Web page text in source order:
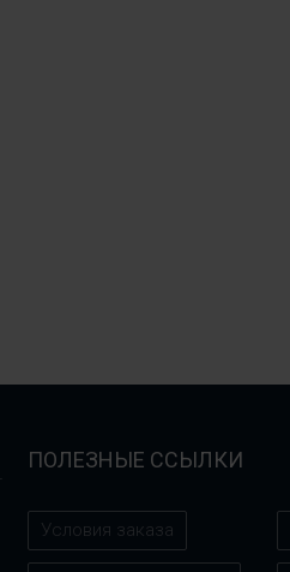
ПОЛЕЗНЫЕ ССЫЛКИ
Условия заказа